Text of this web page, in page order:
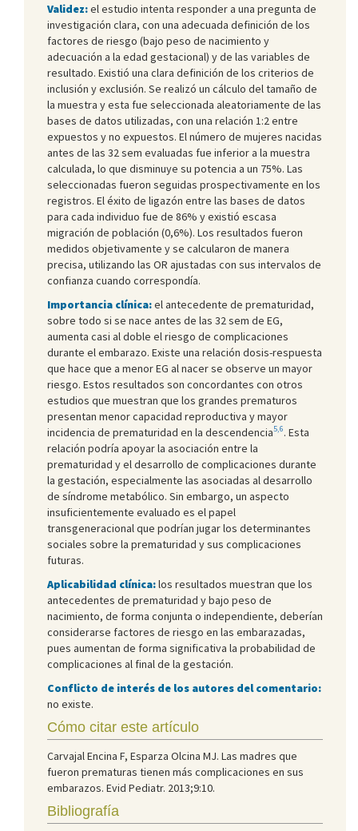
Validez:el estudio intenta responder a una pregunta de
investigación clara, con una adecuada definición de los
factores de riesgo (bajo peso de nacimiento y
adecuación a la edad gestacional) y de las variables de
resultado. Existió una clara definición de los criterios de
inclusión y exclusión. Se realizó un cálculo del tamaño de
la muestra y esta fue seleccionada aleatoriamente de las
bases de datos utilizadas, con una relación 1:2 entre
expuestos y no expuestos. El número de mujeres nacidas
antes de las 32 sem evaluadas fue inferior a la muestra
calculada, lo que disminuye su potencia a un 75%. Las
seleccionadas fueron seguidas prospectivamente en los
registros. El éxito de ligazón entre las bases de datos
para cada individuo fue de 86% y existió escasa
migración de población (0,6%). Los resultados fueron
medidos objetivamente y se calcularon de manera
precisa, utilizando las OR ajustadas con sus intervalos de
confianza cuando correspondía.
Importancia clínica:el antecedente de prematuridad,
sobre todo si se nace antes de las 32 sem de EG,
aumenta casi al doble el riesgo de complicaciones
durante el embarazo. Existe una relación dosis-respuesta
que hace que a menor EG al nacer se observe un mayor
riesgo. Estos resultados son concordantes con otros
estudios que muestran que los grandes prematuros
presentan menor capacidad reproductiva y mayor
incidencia de prematuridad en la descendencia5,6. Esta
relación podría apoyar la asociación entre la
prematuridad y el desarrollo de complicaciones durante
la gestación, especialmente las asociadas al desarrollo
de síndrome metabólico. Sin embargo, un aspecto
insuficientemente evaluado es el papel
transgeneracional que podrían jugar los determinantes
sociales sobre la prematuridad y sus complicaciones
futuras.
Aplicabilidad clínica:los resultados muestran que los
antecedentes de prematuridad y bajo peso de
nacimiento, de forma conjunta o independiente, deberían
considerarse factores de riesgo en las embarazadas,
pues aumentan de forma significativa la probabilidad de
complicaciones al final de la gestación.
Conflicto de interés de los autores del comentario:
no existe.
Cómo citar este artículo
Carvajal Encina F, Esparza Olcina MJ. Las madres que
fueron prematuras tienen más complicaciones en sus
embarazos. Evid Pediatr. 2013;9:10.
Bibliografía